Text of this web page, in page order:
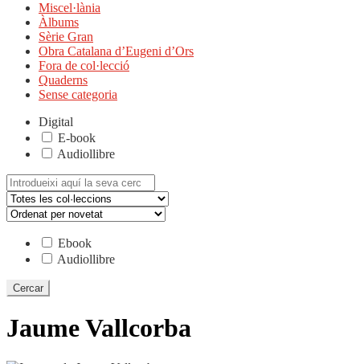
Miscel·lània
Àlbums
Sèrie Gran
Obra Catalana d’Eugeni d’Ors
Fora de col·lecció
Quaderns
Sense categoria
Digital
E-book
Audiollibre
Cerca:
Ebook
Audiollibre
Jaume Vallcorba